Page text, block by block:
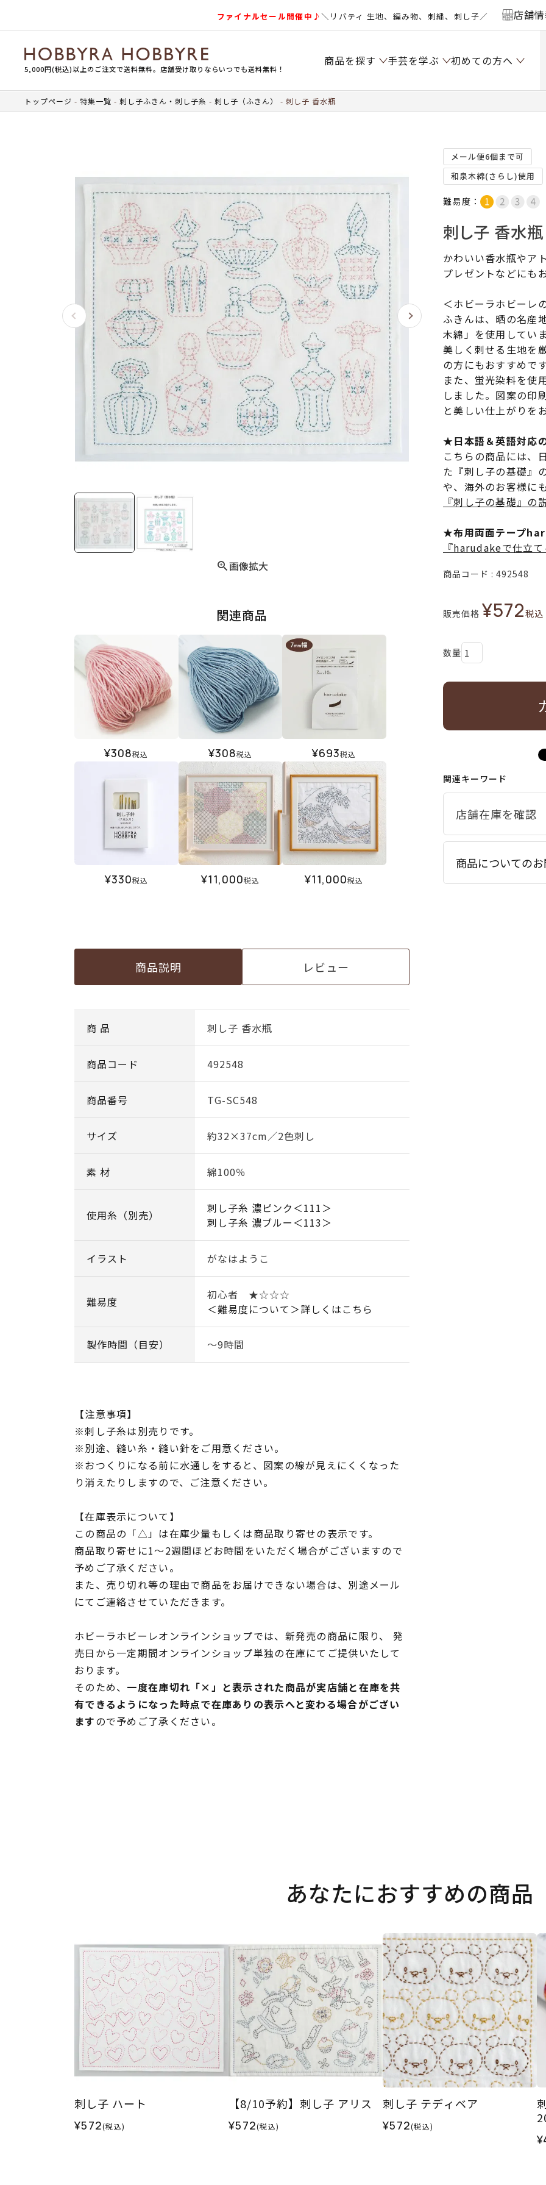
ファイナルセール開催中♪＼リバティ 生地、編み物、刺繍、刺し子／ 店舗
5,000円(税込)以上のご注文で送料無料。店舗受け取りならいつでも送料無料！
商品を探す 手芸を学ぶ 初めての方へ
トップページ 特集一覧 刺し子ふきん・刺し子糸 刺し子（ふきん） 刺し子 香水瓶
画像拡大
関連商品
¥308税込 ¥308税込 ¥693税込
¥330税込 ¥11,000税込 ¥11,000税込
商品説明 レビュー
商 品 刺し子 香水瓶
商品コード 492548
商品番号 TG-SC548
サイズ 約32×37cm／2色刺し
素 材 綿100％
使用糸（別売）
刺し子糸 濃ピンク＜111＞
刺し子糸 濃ブルー＜113＞
イラスト がなはようこ
難易度
初心者 ★☆☆☆
＜難易度について＞詳しくはこちら
製作時間（目安） ～9時間
【注意事項】
※刺し子糸は別売りです。
※別途、縫い糸・縫い針をご用意ください。
※おつくりになる前に水通しをすると、図案の線が見えにくくなった
り消えたりしますので、ご注意ください。
【在庫表示について】
この商品の「△」は在庫少量もしくは商品取り寄せの表示です。
商品取り寄せに1～2週間ほどお時間をいただく場合がございますので
予めご了承ください。
また、売り切れ等の理由で商品をお届けできない場合は、別途メール
にてご連絡させていただきます。
ホビーラホビーレオンラインショップでは、新発売の商品に限り、 発
売日から一定期間オンラインショップ単独の在庫にてご提供いたして
おります。
そのため、 一度在庫切れ「×」と表示された商品が実店舗と在庫を共
有できるようになった時点で在庫ありの表示へと変わる場合がござい
ますので予めご了承ください。
メール便6個まで可
和泉木綿(さらし)使用
難易度：
刺し子 香水瓶
かわいい香水瓶やア
プレゼントなどにも
＜ホビーラホビーレ
ふきんは、晒の名産
木綿」を使用してい
美しく刺せる生地を
の方にもおすすめです
また、蛍光染料を使
しました。図案の印
と美しい仕上がりを
★日本語＆英語対応
こちらの商品には、
た『刺し子の基礎』
や、海外のお客様に
『刺し子の基礎』の
★布用両面テープ
『harudakeで仕立
商品コード 492548
販売価格 ¥572税込
関連キーワード
商品についての
あなたにおすすめの商品
刺し子 ハート
¥572(税込)
【8/10予約】刺し子 アリス
¥572(税込)
刺し子 テディベア
¥572(税込)